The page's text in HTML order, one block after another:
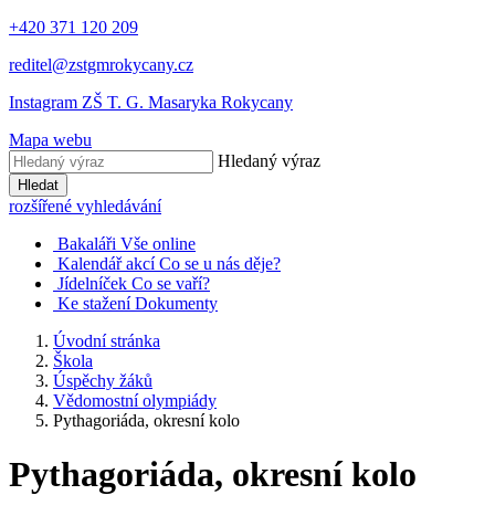
+420 371 120 209
reditel@zstgmrokycany.cz
Instagram ZŠ T. G. Masaryka Rokycany
Mapa webu
Hledaný výraz
Hledat
rozšířené vyhledávání
Bakaláři Vše online
Kalendář akcí Co se u nás děje?
Jídelníček Co se vaří?
Ke stažení Dokumenty
Úvodní stránka
Škola
Úspěchy žáků
Vědomostní olympiády
Pythagoriáda, okresní kolo
Pythagoriáda, okresní kolo